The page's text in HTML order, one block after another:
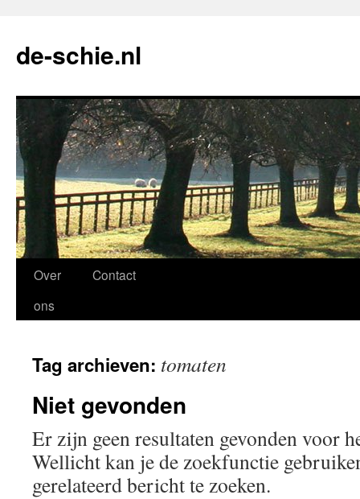
de-schie.nl
Spring
naar
inhoud
Over
ons
Contact
Tag archieven: tomaten
Niet gevonden
Er zijn geen resultaten gevonden voor
Wellicht kan je de zoekfunctie
gerelateerd bericht te zoeken.